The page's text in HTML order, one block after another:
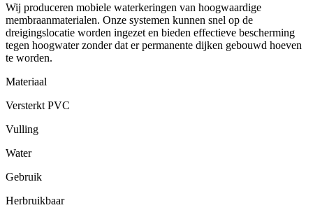
Wij produceren mobiele waterkeringen van hoogwaardige
membraanmaterialen. Onze systemen kunnen snel op de
dreigingslocatie worden ingezet en bieden effectieve bescherming
tegen hoogwater zonder dat er permanente dijken gebouwd hoeven
te worden.
Materiaal
Versterkt PVC
Vulling
Water
Gebruik
Herbruikbaar